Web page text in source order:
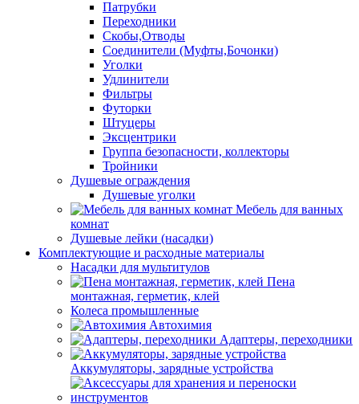
Патрубки
Переходники
Скобы,Отводы
Соединители (Муфты,Бочонки)
Уголки
Удлинители
Фильтры
Футорки
Штуцеры
Эксцентрики
Группа безопасности, коллекторы
Тройники
Душевые ограждения
Душевые уголки
Мебель для ванных
комнат
Душевые лейки (насадки)
Комплектующие и расходные материалы
Насадки для мультитулов
Пена
монтажная, герметик, клей
Колеса промышленные
Автохимия
Адаптеры, переходники
Аккумуляторы, зарядные устройства